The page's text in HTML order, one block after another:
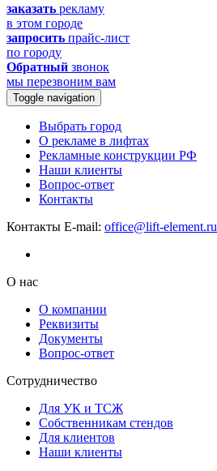
заказать рекламу
в этом городе
запросить прайс-лист
по городу
Обратный звонок
мы перезвоним вам
Toggle navigation
Выбрать город
О рекламе в лифтах
Рекламные конструкции РФ
Наши клиенты
Вопрос-ответ
Контакты
Контакты E-mail: office@lift-element.ru
О нас
О компании
Реквизиты
Документы
Вопрос-ответ
Сотрудничество
Для УК и ТСЖ
Собственникам стендов
Для клиентов
Наши клиенты